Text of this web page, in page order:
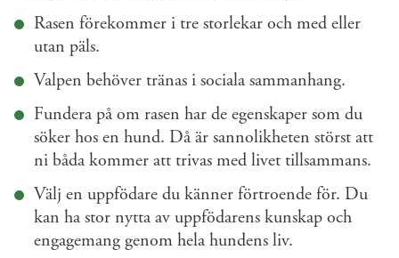
Rasen förekommer i tre storlekar och med eller
utan päls.
Valpen behöver tränas i sociala sammanhang.
Fundera på om rasen har de egenskaper som du
söker hos en hund. Då är sannolikheten störst att
ni båda kommer att trivas med livet tillsammans.
Välj en uppfödare du känner förtroende för. Du
kan ha stor nytta av uppfödarens kunskap och
engagemang genom hela hundens liv.